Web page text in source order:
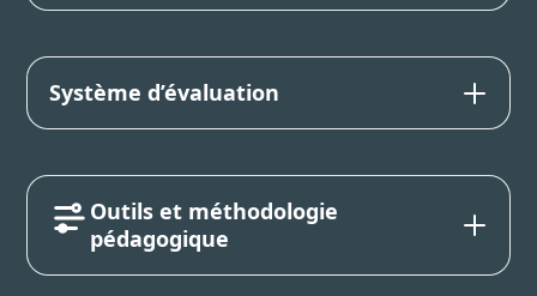
Système d’évaluation
Outils et méthodologie
pédagogique